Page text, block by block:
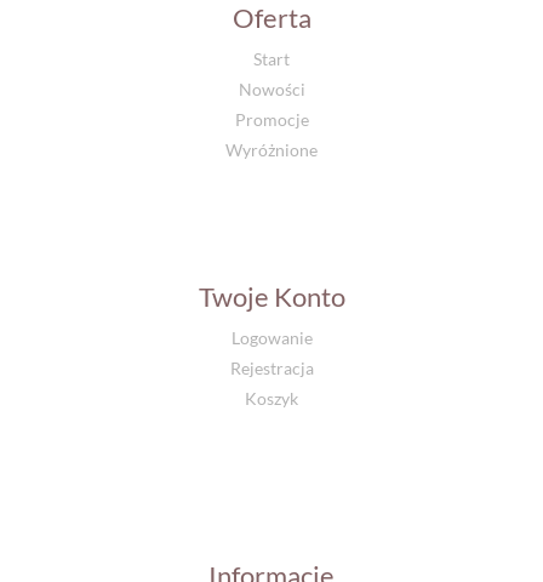
Oferta
Start
Nowości
Promocje
Wyróżnione
Twoje Konto
Logowanie
Rejestracja
Koszyk
Informacje